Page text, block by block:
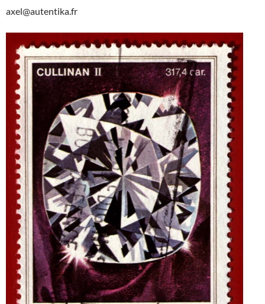
axel@autentika.fr